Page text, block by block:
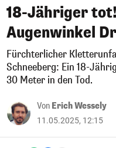
18-Jähriger
Augenwinkel
Fürchterlicher
Schneeberg: Ein 18-
30 Meter in den Tod.
Von Erich Wessely
11.05.2025, 12:15